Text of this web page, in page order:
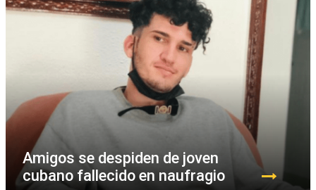
Amigos se despiden de joven
cubano fallecido en naufragio